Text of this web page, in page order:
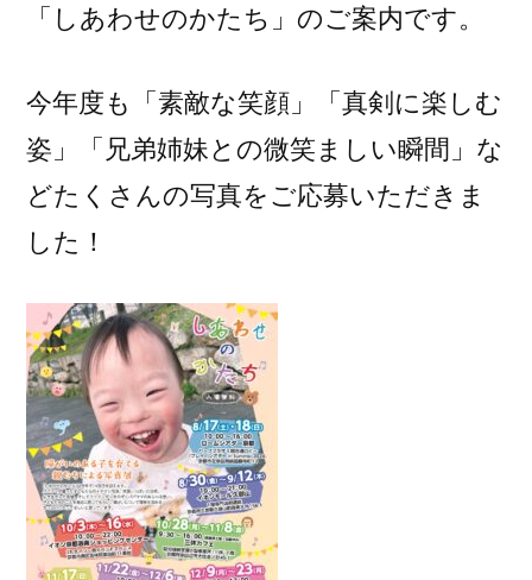
「しあわせのかたち」のご案内です。
今年度も「素敵な笑顔」「真剣に楽しむ
姿」「兄弟姉妹との微笑ましい瞬間」な
どたくさんの写真をご応募いただきま
した！